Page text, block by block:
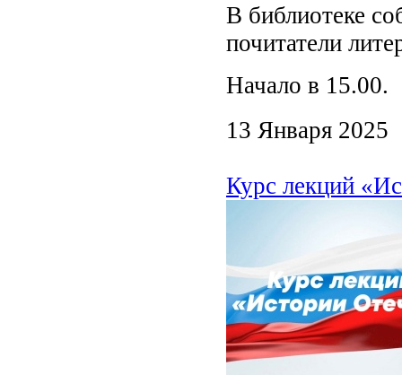
В библиотеке
почитатели
Начало в 15.00.
13 Января 2025
Курс лекций